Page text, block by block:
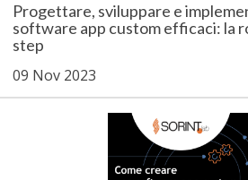
Progettare, sviluppare e
software app custom efficaci: la
step
09 Nov 2023